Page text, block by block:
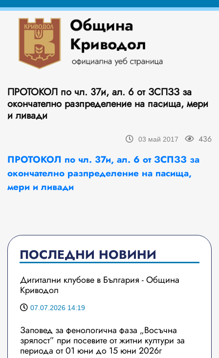
ПРОТОКОЛ по чл. 37и, ал. 6 от ЗСПЗЗ за
окончателно разпределение на пасища, мери
и ливади
03 май 2017 436
ПРОТОКОЛ по чл. 37и, ал. 6 от ЗСПЗЗ за
окончателно разпределение на пасища,
мери и ливади
ПОСЛЕДНИ НОВИНИ
Дигитални клубове в България - Община
Криводол
07.07.2026 14:19
Заповед за фенологична фаза „Восъчна
зрялост” при посевите от житни култури за
периода от 01 юни до 15 юни 2026г